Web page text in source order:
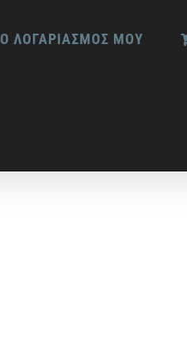
Ο ΛΟΓΑΡΙΑΣΜΟΣ ΜΟΥ